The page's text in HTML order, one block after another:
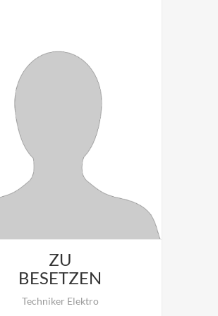
ZU
BESETZEN
Techniker Elektro
Benjamin Schwarzinger ist
für: Teamleitung,
Wartung, Service.